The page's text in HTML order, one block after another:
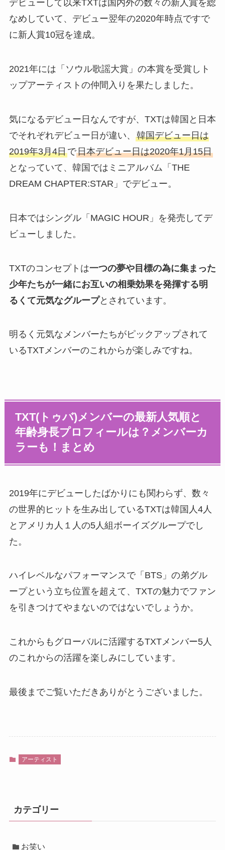
デビューして以来TXTは国内外の数々の新人賞を総
なめしていて、デビュー翌年の2020年時点ですで
に新人賞10冠を達成。
2021年には「ソウル歌謡大賞」の本賞を受賞しト
ップアーティストの仲間入りを果たしました。
気になるデビュー日なんですが、TXTは韓国と日本
でそれぞれデビュー日が違い、 韓国デビュー日は
2019年3月4日で日本デビュー日は2020年1月15日
となっていて、韓国ではミニアルバム「THE
DREAM CHAPTER:STAR」でデビュー。
日本ではシングル「MAGIC HOUR」を発売してデ
ビューしました。
TXTのコンセプトは一つの夢や目標の為に集まった
少年たちが一緒にお互いの相乗効果を発揮する明
るくて元気なグループとされています。
明るく元気なメンバーたちがピックアップされて
いるTXTメンバーのこれからが楽しみですね。
TXT(トゥバ)メンバーの最新人気順と
年齢身長プロフィールは？メンバーカ
ラーも！まとめ
2019年にデビューしたばかりにも関わらず、数々
の世界的ヒットを生み出しているTXTは韓国人4人
とアメリカ人１人の5人組ボーイズグループでし
た。
ハイレベルなパフォーマンスで「BTS」の弟グル
ープという立ち位置を超えて、TXTの魅力でファン
を引きつけてやまないのではないでしょうか。
これからもグローバルに活躍するTXTメンバー5人
のこれからの活躍を楽しみにしています。
最後までご覧いただきありがとうございました。
アーティスト
カテゴリー
お笑い